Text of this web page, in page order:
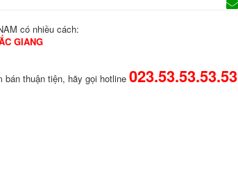
có nhiều cách:
GIANG
bán thuận tiện, hãy gọi hotline 023.53.53.53.53